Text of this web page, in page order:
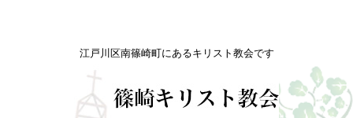
江戸川区南篠崎町にあるキリスト教会です